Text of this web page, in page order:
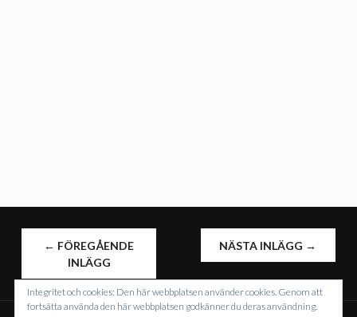
INLÄGGSNAVIGERING
← FÖREGÅENDE
INLÄGG
NÄSTA INLÄGG →
Integritet och cookies: Den här webbplatsen använder cookies. Genom att
fortsätta använda den här webbplatsen godkänner du deras användning.